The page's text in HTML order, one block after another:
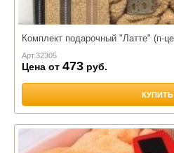
Комплект подарочный "Латте" (п-
Арт.32305
Цена от 473 руб.
КУПИТЬ